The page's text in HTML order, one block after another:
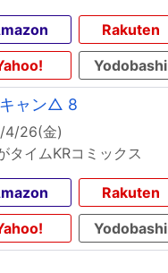
Rakuten
Yodobashi
ャン△ 8
4/26(金)
タイムKRコミックス
Rakuten
Yodobashi